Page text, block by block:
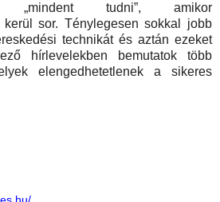
„mindent tudni”, amikor
kerül sor. Ténylegesen sokkal jobb
technikát és aztán ezeket
hírlevelekben bemutatok több
elengedhetetlenek a sikeres